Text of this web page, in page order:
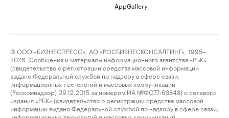
AppGallery
© ООО «БИЗНЕСПРЕСС», АО «РОСБИЗНЕСКОНСАЛТИНГ», 1995–
2026. Сообщения и материалы информационного агентства «РБК»
(свидетельство о регистрации средства массовой информации
выдано Федеральной службой по надзору в сфере связи,
информационных технологий и массовых коммуникаций
(Роскомнадзор) 09.12.2015 за номером ИА №ФС77-63848) и сетевого
издания «РБК» (свидетельство о регистрации средства массовой
информации выдано Федеральной службой по надзору в сфере связи,